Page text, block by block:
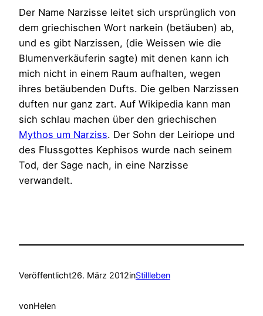
Der Name Narzisse leitet sich ursprünglich von
dem griechischen Wort narkein (betäuben) ab,
und es gibt Narzissen, (die Weissen wie die
Blumenverkäuferin sagte) mit denen kann ich
mich nicht in einem Raum aufhalten, wegen
ihres betäubenden Dufts. Die gelben Narzissen
duften nur ganz zart. Auf Wikipedia kann man
sich schlau machen über den griechischen
Mythos um Narziss. Der Sohn der Leiriope und
des Flussgottes Kephisos wurde nach seinem
Tod, der Sage nach, in eine Narzisse
verwandelt.
Veröffentlicht26. März 2012inStillleben
vonHelen